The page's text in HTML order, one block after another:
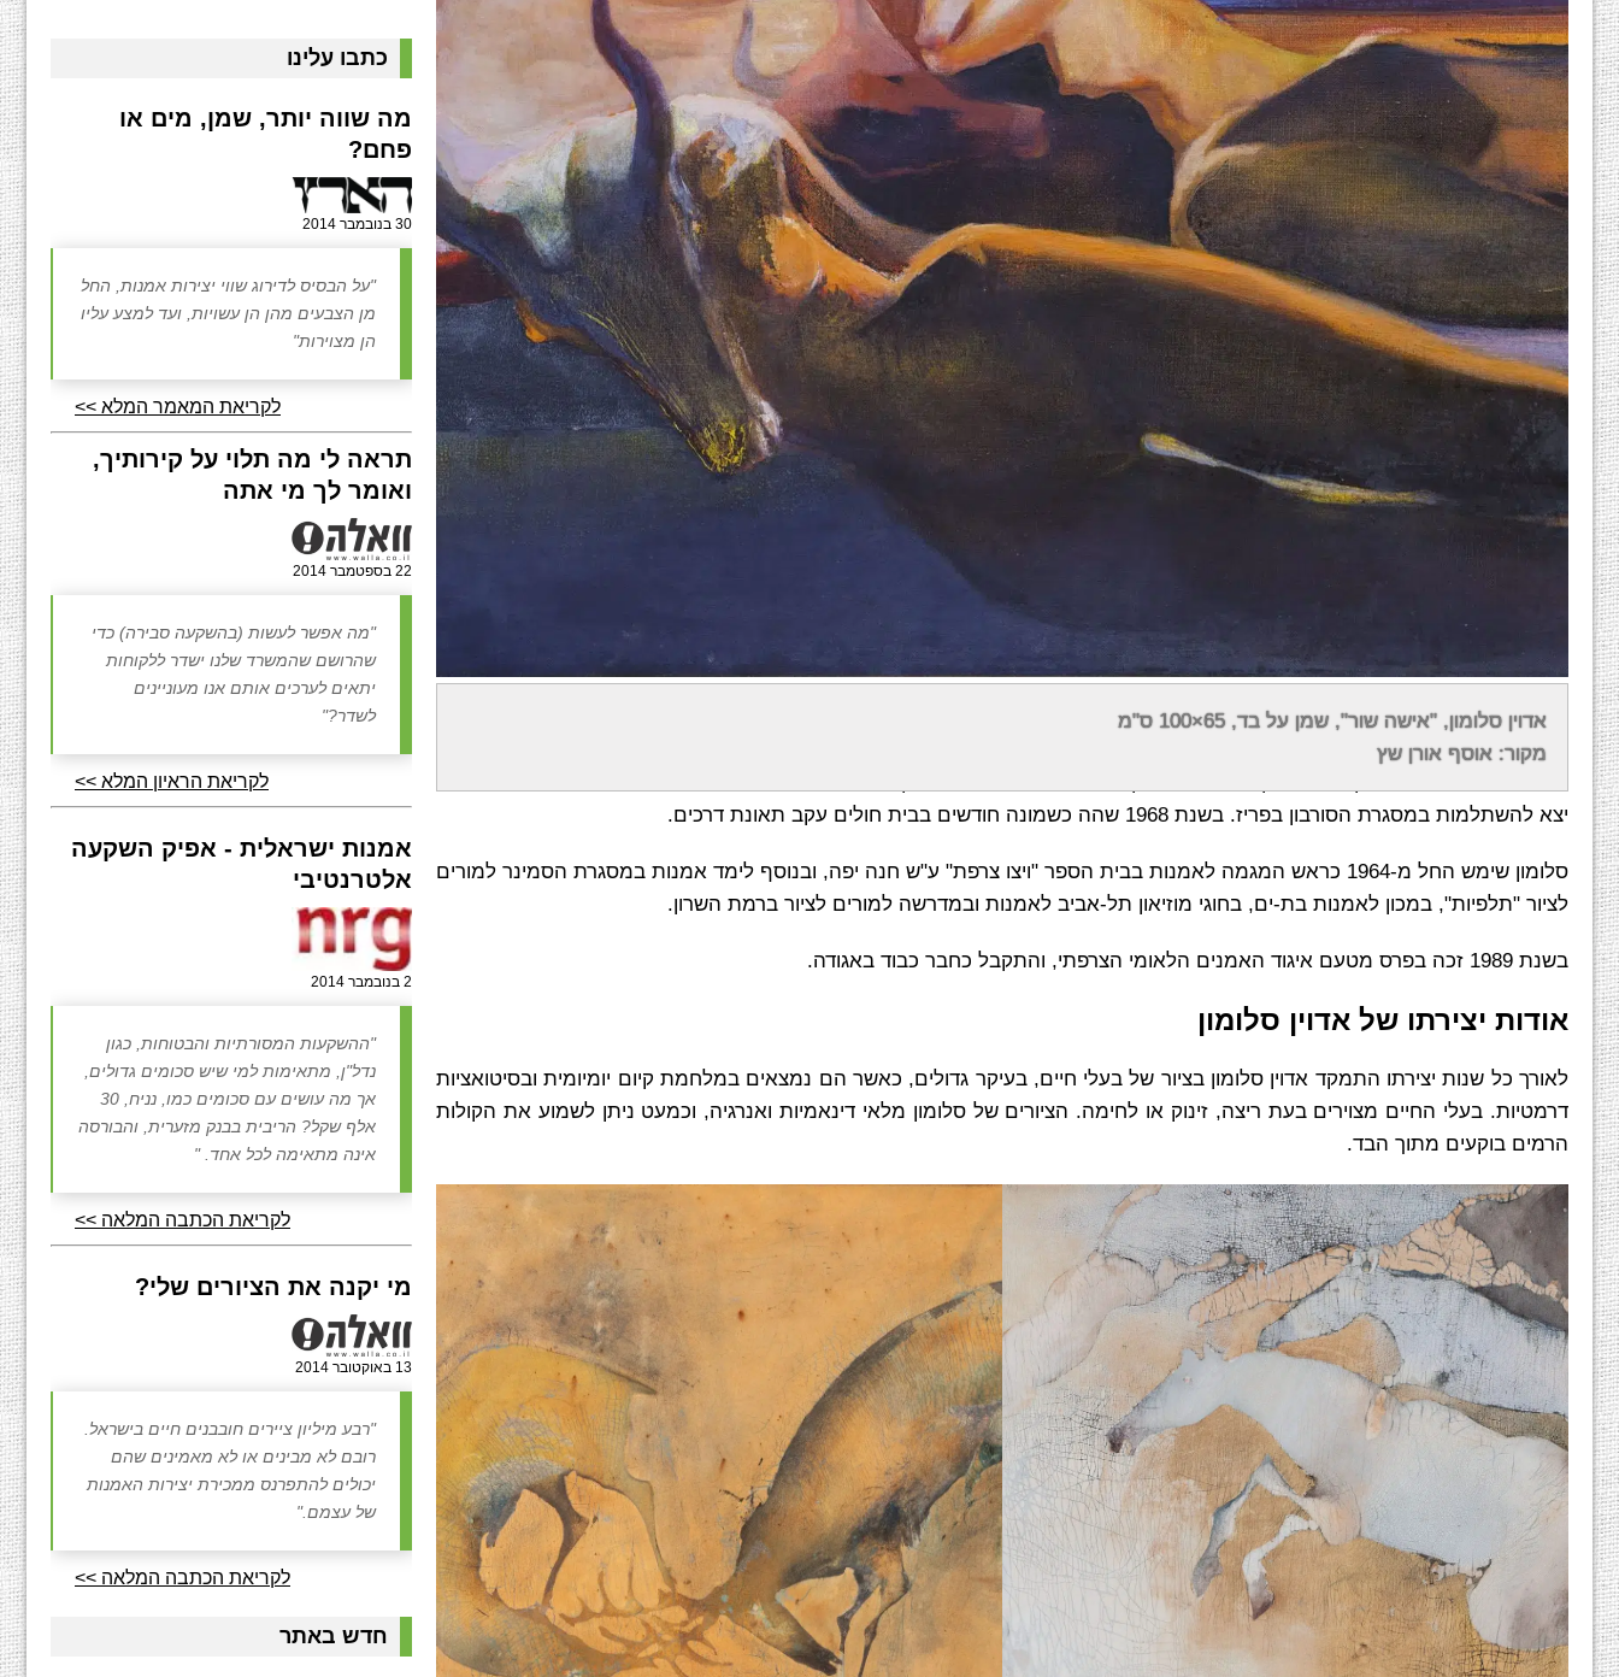
אדוין סלומון, "אישה שור", שמן על בד, 65×100 ס"מ
מקור: אוסף אורן שץ
בשנת 1961 עלה סלומון לישראל והתיישב בשכונת ג'סי כהן בחולון. בתחילה עסק בהדרכת אמנות לנוער בשכונה, ובמקביל היה מעורב
ביחד עם הציירצבי תדמור
יצא להשתלמות במסגרת הסורבון בפריז. בשנת 1968 שהה כשמונה חודשים בבית חולים עקב תאונת דרכים.
סלומון שימש החל מ-1964 כראש המגמה לאמנות בבית הספר "ויצו צרפת" ע"ש חנה יפה, ובנוסף לימד אמנות במסגרת הסמינר למורים
לציור "תלפיות", במכון לאמנות בת-ים, בחוגי מוזיאון תל-אביב לאמנות ובמדרשה למורים לציור ברמת השרון.
בשנת 1989 זכה בפרס מטעם איגוד האמנים הלאומי הצרפתי, והתקבל כחבר כבוד באגודה.
אודות יצירתו של אדוין סלומון
לאורך כל שנות יצירתו התמקד אדוין סלומון בציור של בעלי חיים, בעיקר גדולים, כאשר הם נמצאים במלחמת קיום יומיומית ובסיטואציות
דרמטיות. בעלי החיים מצוירים בעת ריצה, זינוק או לחימה. הציורים של סלומון מלאי דינאמיות ואנרגיה, וכמעט ניתן לשמוע את הקולות
הרמים בוקעים מתוך הבד.
כתבו עלינו
מה שווה יותר, שמן, מים או
פחם?
30 בנובמבר 2014
"על הבסיס לדירוג שווי יצירות אמנות, החל
מן הצבעים מהן הן עשויות, ועד למצע עליו
הן מצוירות"
לקריאת המאמר המלא >>
תראה לי מה תלוי על קירותיך,
ואומר לך מי אתה
22 בספטמבר 2014
"מה אפשר לעשות (בהשקעה סבירה) כדי
שהרושם שהמשרד שלנו ישדר ללקוחות
יתאים לערכים אותם אנו מעוניינים
לשדר?"
לקריאת הראיון המלא >>
אמנות ישראלית - אפיק השקעה
אלטרנטיבי
2 בנובמבר 2014
"ההשקעות המסורתיות והבטוחות, כגון
נדל"ן, מתאימות למי שיש סכומים גדולים,
אך מה עושים עם סכומים כמו, נניח, 30
אלף שקל? הריבית בבנק מזערית, והבורסה
אינה מתאימה לכל אחד. "
לקריאת הכתבה המלאה >>
מי יקנה את הציורים שלי?
13 באוקטובר 2014
"רבע מיליון ציירים חובבנים חיים בישראל.
רובם לא מבינים או לא מאמינים שהם
יכולים להתפרנס ממכירת יצירות האמנות
של עצמם."
לקריאת הכתבה המלאה >>
חדש באתר